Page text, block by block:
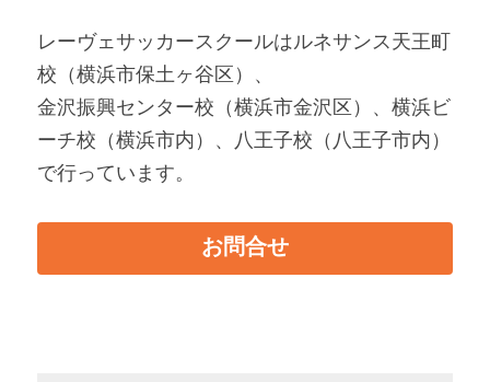
レーヴェサッカースクールはルネサンス天王町
校（横浜市保土ヶ谷区）、
金沢振興センター校（横浜市金沢区）、横浜ビ
ーチ校（横浜市内）、八王子校（八王子市内）
で行っています。
お問合せ